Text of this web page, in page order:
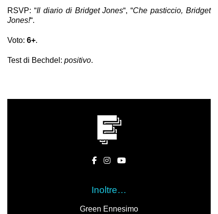
RSVP: “Il diario di Bridget Jones“, “Che pasticcio, Bridget
Jones!“.
Voto: 6+.
Test di Bechdel: positivo.
Inoltre…
Green Ennesimo